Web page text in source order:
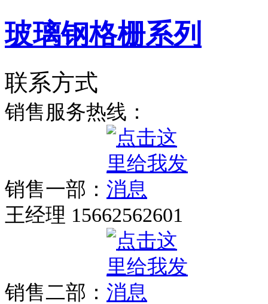
玻璃钢格栅系列
联系方式
销售服务热线：
销售一部：
王经理 15662562601
销售二部：